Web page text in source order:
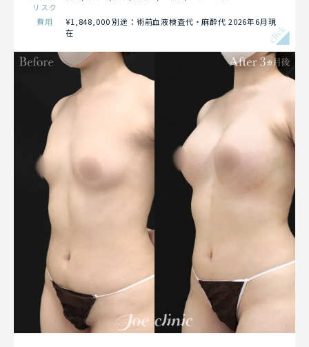
リスク
費用
¥1,848,000 別途：術前血液検査代・麻酔代 2026年6月現
在
click